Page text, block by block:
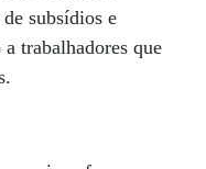
subsídios e
trabalhadores que